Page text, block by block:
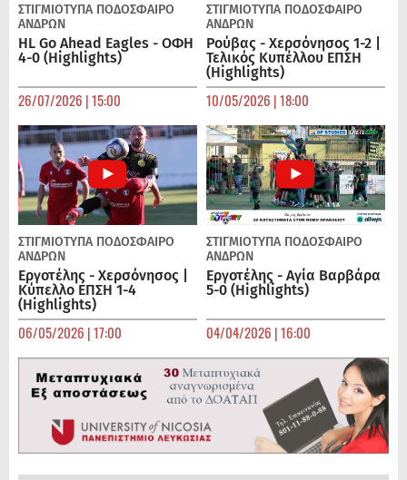
ΣΤΙΓΜΙΟΤΥΠΑ ΠΟΔΌΣΦΑΙΡΟ
ΑΝΔΡΏΝ
HL Go Ahead Eagles - ΟΦΗ
4-0 (Highlights)
26/07/2026 | 15:00
ΣΤΙΓΜΙΟΤΥΠΑ ΠΟΔΌΣΦΑΙΡΟ
ΑΝΔΡΏΝ
Ρούβας - Χερσόνησος 1-2 |
Τελικός Κυπέλλου ΕΠΣΗ
(Highlights)
10/05/2026 | 18:00
ΣΤΙΓΜΙΟΤΥΠΑ ΠΟΔΌΣΦΑΙΡΟ
ΑΝΔΡΏΝ
Εργοτέλης - Χερσόνησος |
Κύπελλο ΕΠΣΗ 1-4
(Highlights)
06/05/2026 | 17:00
ΣΤΙΓΜΙΟΤΥΠΑ ΠΟΔΌΣΦΑΙΡΟ
ΑΝΔΡΏΝ
Εργοτέλης - Αγία Βαρβάρα
5-0 (Highlights)
04/04/2026 | 16:00